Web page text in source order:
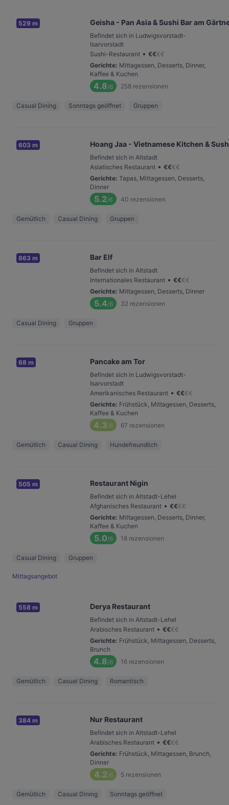
529 m Geisha - Pan Asia & Sushi Bar am
Befindet sich in Ludwigsvorstadt-
Isarvorstadt
Sushi-Restaurant • €€€€
Gerichte: Mittagessen, Desserts, Dinner,
Kaffee & Kuchen
4.8/6 258 rezensionen
Casual Dining Sonntags geöffnet Gruppen
603 m Hoang Jaa - Vietnamese Kitchen &
Befindet sich in Altstadt
Asiatisches Restaurant • €€€€
Gerichte: Tapas, Mittagessen, Desserts,
Dinner
5.2/6 40 rezensionen
Gemütlich Casual Dining Gruppen
863 m Bar Elf
Befindet sich in Altstadt
Internationales Restaurant • €€€€
Gerichte: Mittagessen, Desserts, Dinner
5.4/6 32 rezensionen
Casual Dining Gruppen
68 m Pancake am Tor
Befindet sich in Ludwigsvorstadt-
Isarvorstadt
Amerikanisches Restaurant • €€€€
Gerichte: Frühstück, Mittagessen, Desserts,
Kaffee & Kuchen
4.3/6 67 rezensionen
Gemütlich Casual Dining Hundefreundlich
505 m Restaurant Nigin
Befindet sich in Altstadt-Lehel
Afghanisches Restaurant • €€€€
Gerichte: Mittagessen, Desserts, Dinner,
Kaffee & Kuchen
5.0/6 18 rezensionen
Casual Dining Gruppen
Mittagsangebot
558 m Derya Restaurant
Befindet sich in Altstadt-Lehel
Arabisches Restaurant • €€€€
Gerichte: Frühstück, Mittagessen, Desserts,
Brunch
4.8/6 16 rezensionen
Gemütlich Casual Dining Romantisch
384 m Nur Restaurant
Befindet sich in Altstadt-Lehel
Arabisches Restaurant • €€€€
Gerichte: Frühstück, Mittagessen, Brunch,
Dinner
4.2/6 5 rezensionen
Gemütlich Casual Dining Sonntags geöffnet